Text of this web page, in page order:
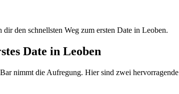
den schnellsten Weg zum ersten Date in Leoben.
Date in Leoben
nimmt die Aufregung. Hier sind zwei